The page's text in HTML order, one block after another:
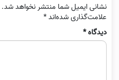
نشانی ایمیل شما منتشر نخواهد شد.
علامت‌گذاری شده‌اند*
دیدگاه*